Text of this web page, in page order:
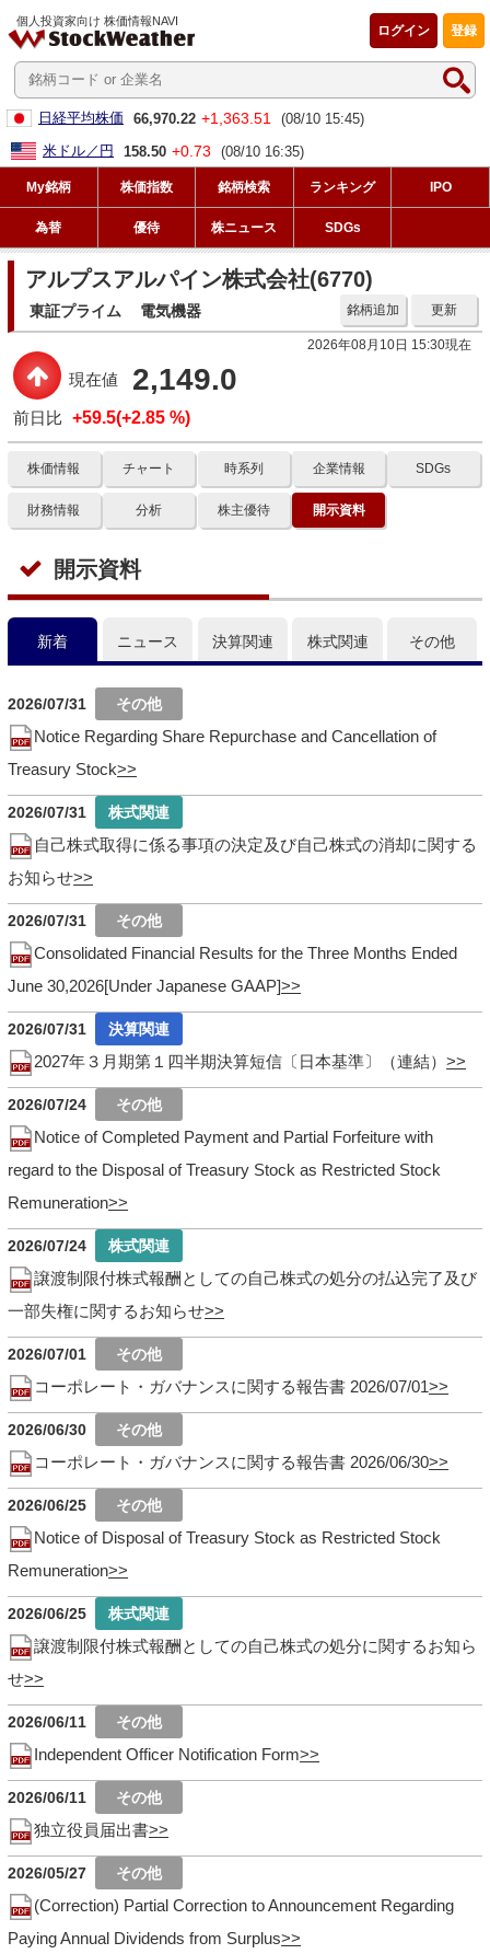
個人投資家向け 株価情報NAVI
登録
ログイン
日経平均株価 66,970.22 +1,363.51
(08/10 15:45)
米ドル／円
158.50 +0.73 (08/10 16:35)
My銘柄 株価指数 銘柄検索 ランキング IPO
為替 優待 株ニュース SDGs
アルプスアルパイン株式会社(6770)
東証プライム 電気機器 更新
銘柄追加
2026年08月10日 15:30現在
現在値 2,149.0
前日比 +59.5(+2.85 %)
株価情報 チャート 時系列 企業情報 SDGs
財務情報 分析 株主優待 開示資料
開示資料
新着 ニュース 決算関連 株式関連 その他
2026/07/31
Notice Regarding Share Repurchase and Cancellation of
Treasury Stock
2026/07/31
自己株式取得に係る事項の決定及び自己株式の消却に関する
お知らせ
2026/07/31
Consolidated Financial Results for the Three Months Ended
June 30,2026[Under Japanese GAAP]
2026/07/31
2027年３月期第１四半期決算短信〔日本基準〕（連結）
2026/07/24
Notice of Completed Payment and Partial Forfeiture with
regard to the Disposal of Treasury Stock as Restricted Stock
Remuneration
2026/07/24
譲渡制限付株式報酬としての自己株式の処分の払込完了及び
一部失権に関するお知らせ
2026/07/01
コーポレート・ガバナンスに関する報告書 2026/07/01
2026/06/30
コーポレート・ガバナンスに関する報告書 2026/06/30
2026/06/25
Notice of Disposal of Treasury Stock as Restricted Stock
Remuneration
2026/06/25
譲渡制限付株式報酬としての自己株式の処分に関するお知ら
せ
2026/06/11
Independent Officer Notification Form
2026/06/11
独立役員届出書
2026/05/27
(Correction) Partial Correction to Announcement Regarding
Paying Annual Dividends from Surplus